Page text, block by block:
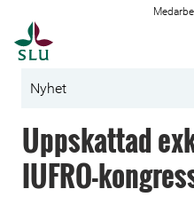
Nyhet
Uppskattad
IUFRO-